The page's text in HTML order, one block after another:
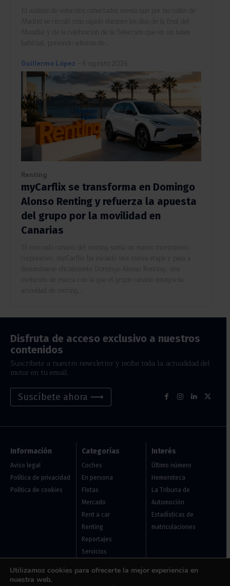
El análisis de vehículos conectados revela que por las calles de
Madrid se circuló más rápido durante los días de la final del
Mundial y de la celebración de la Selección que en un lunes
habitual, poniendo además de...
Guillermo López - 6 agosto 2026
Renting
myCarflix se transforma en Domingo
Alonso Renting y refuerza la apuesta
del grupo por la movilidad en
Canarias
El mercado canario del renting suma un nuevo movimiento
corporativo. myCarflix ha iniciado una nueva etapa y pasa a
denominarse oficialmente Domingo Alonso Renting, una
evolución de marca con la que el grupo canario integra su
actividad de renting...
Disfruta de acceso exclusivo a nuestros
contenidos
Suscríbete a nuestro newsletter y recibe toda la actualidad del
motor en tu email.
Suscíbete ahora ⟶
Información
Aviso legal
Política de privacidad
Política de cookies
Categorías
Coches
En persona
Flotas
Mercado
Rent a car
Renting
Reportajes
Servicios
Interés
Último número
Hemeroteca
La Tribuna de
Automoción
Estadísticas de
matriculaciones
Utilizamos cookies para ofrecerte la mejor experiencia en
nuestra web.